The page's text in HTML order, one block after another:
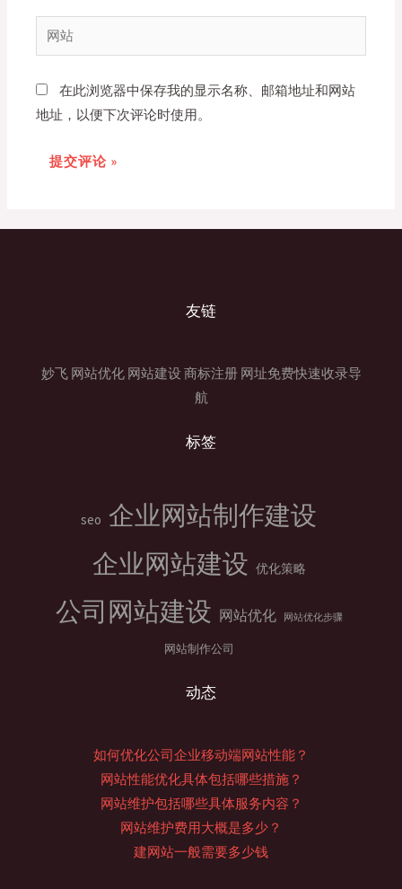
邮
箱
网
站
在此浏览器中保存我的显示名称、邮箱地址和网站
地址，以便下次评论时使用。
友链
妙飞 网站优化 网站建设 商标注册 网址免费快速收录导
航
标签
seo 企业网站制作建设
企业网站建设 优化策略
公司网站建设 网站优化 网站优化步骤
网站制作公司
动态
如何优化公司企业移动端网站性能？
网站性能优化具体包括哪些措施？
网站维护包括哪些具体服务内容？
网站维护费用大概是多少？
建网站一般需要多少钱